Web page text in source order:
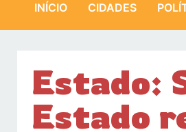
INÍCIO CIDADES
Estado:
Estado